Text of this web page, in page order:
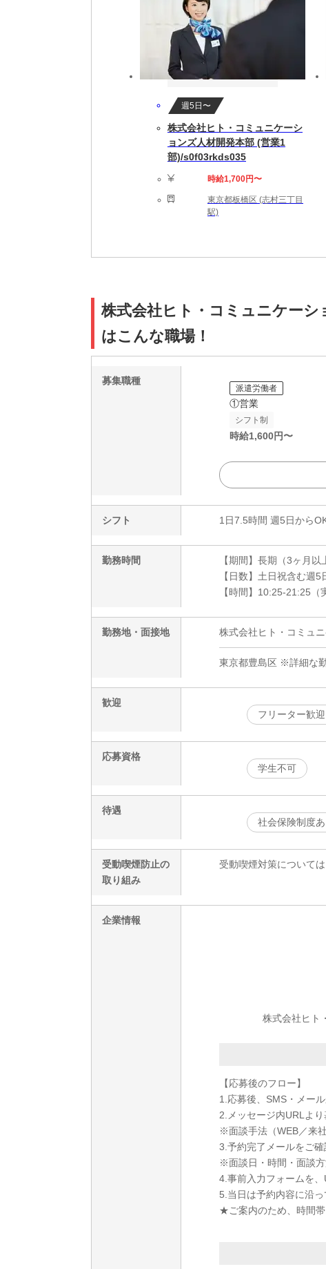
週5日〜
株式会社ヒト・コミュニケーシ
ョンズ人材開発本部 (営業1
部)/s0f03rkds035
時給1,700円〜
東京都板橋区 (志村三丁目
駅)
株式会社ヒト・コミュニケー
はこんな職場！
募集職種
派遣労働者
①営業
シフト制
時給1,600円〜
シフト 1日7.5時間 週5日から
勤務時間
【期間】長期（3ヶ月以
【日数】土日祝含む週5
【時間】10:25-21:25（
勤務地・面接地 株式会社ヒト・コミュ
東京都豊島区 ※詳細な
歓迎
フリーター歓迎
応募資格
学生不可
待遇
社会保険制度あ
受動喫煙防止の
取り組み
受動喫煙対策について
企業情報
株式会社ヒト
【応募後のフロー】
1.応募後、SMS・メー
2.メッセージ内URLよ
※面談手法（WEB／来
3.予約完了メールをご確
※面談日・時間・面談
4.事前入力フォームを、
5.当日は予約内容に沿っ
★ご案内のため、時間帯